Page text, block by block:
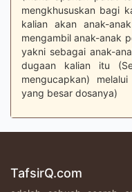
mengkhususkan bagi
kalian akan anak-
mengambil anak-anak
yakni sebagai anak-
dugaan kalian itu
mengucapkan)
yang besar dosanya)
TafsirQ.com